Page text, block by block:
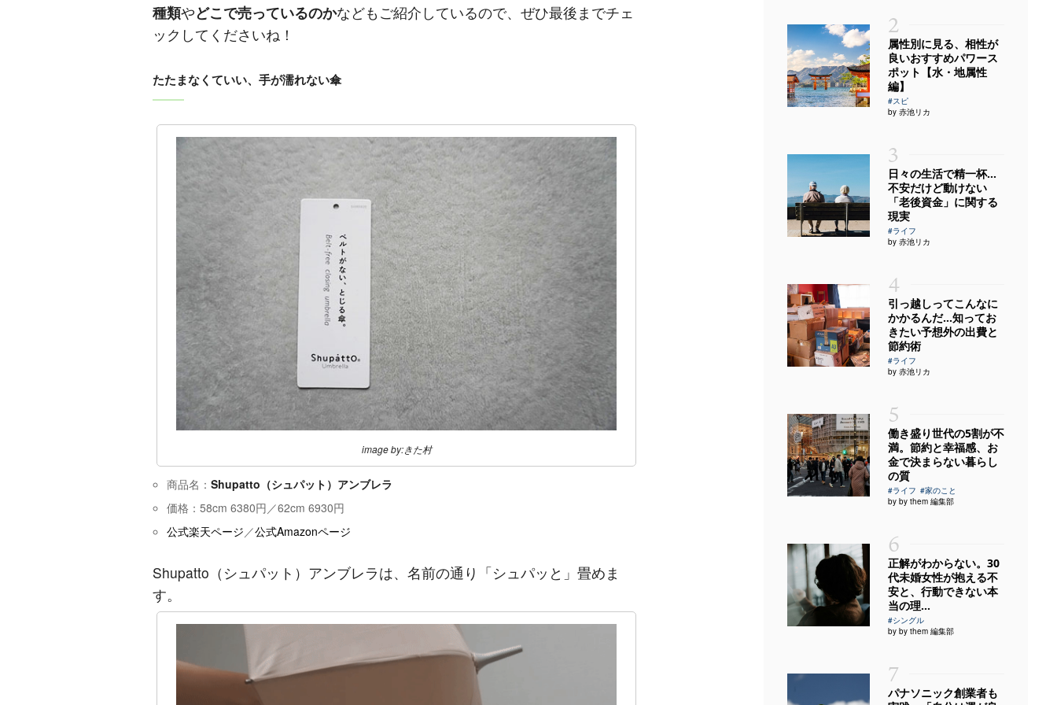
種類やどこで売っているのかなどもご紹介しているので、ぜひ最後までチェ
ックしてくださいね！
たたまなくていい、手が濡れない傘
image by:きた村
商品名：Shupatto（シュパット）アンブレラ
価格：58cm 6380円／62cm 6930円
公式楽天ページ／公式Amazonページ
Shupatto（シュパット）アンブレラは、名前の通り「シュパッと」畳めま
す。
2
属性別に見る、相性が
良いおすすめパワース
ポット【水・地属性
編】
#スピ
by 赤池リカ
3
日々の生活で精一杯…
不安だけど動けない
「老後資金」に関する
現実
#ライフ
by 赤池リカ
4
引っ越しってこんなに
かかるんだ…知ってお
きたい予想外の出費と
節約術
#ライフ
by 赤池リカ
5
働き盛り世代の5割が不
満。節約と幸福感、お
金で決まらない暮らし
の質
#ライフ #家のこと
by by them 編集部
6
正解がわからない。30
代未婚女性が抱える不
安と、行動できない本
当の理...
#シングル
by by them 編集部
7
パナソニック創業者も